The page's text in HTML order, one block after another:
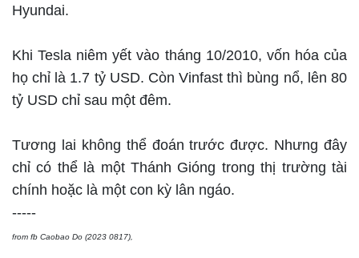
Hyundai.
Khi Tesla niêm yết vào tháng 10/2010, vốn hóa của
họ chỉ là 1.7 tỷ USD. Còn Vinfast thì bùng nổ, lên 80
tỷ USD chỉ sau một đêm.
Tương lai không thể đoán trước được. Nhưng đây
chỉ có thể là một Thánh Gióng trong thị trường tài
chính hoặc là một con kỳ lân ngáo.
-----
from fb Caobao Do (2023 0817),